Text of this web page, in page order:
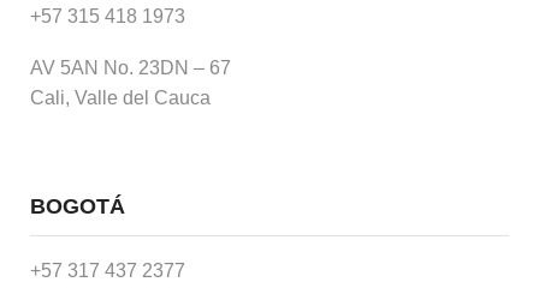
+57 315 418 1973
AV 5AN No. 23DN – 67
Cali, Valle del Cauca
BOGOTÁ
+57 317 437 2377